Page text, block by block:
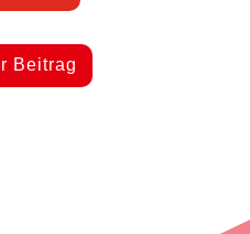
Beitrag